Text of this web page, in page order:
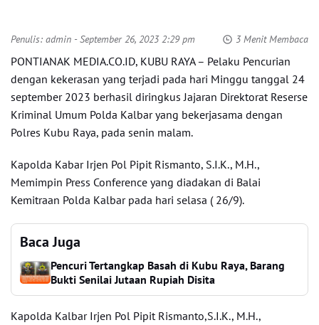
Penulis: admin - September 26, 2023 2:29 pm 3 Menit Membaca
PONTIANAK MEDIA.CO.ID, KUBU RAYA – Pelaku Pencurian
dengan kekerasan yang terjadi pada hari Minggu tanggal 24
september 2023 berhasil diringkus Jajaran Direktorat Reserse
Kriminal Umum Polda Kalbar yang bekerjasama dengan
Polres Kubu Raya, pada senin malam.
Kapolda Kabar Irjen Pol Pipit Rismanto, S.I.K., M.H.,
Memimpin Press Conference yang diadakan di Balai
Kemitraan Polda Kalbar pada hari selasa ( 26/9).
Baca Juga
Pencuri Tertangkap Basah di Kubu Raya, Barang
Bukti Senilai Jutaan Rupiah Disita
Kapolda Kalbar Irjen Pol Pipit Rismanto,S.I.K., M.H.,